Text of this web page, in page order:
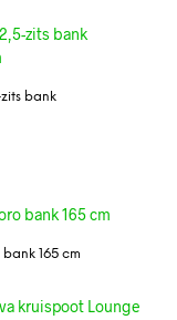
zits bank
165 cm